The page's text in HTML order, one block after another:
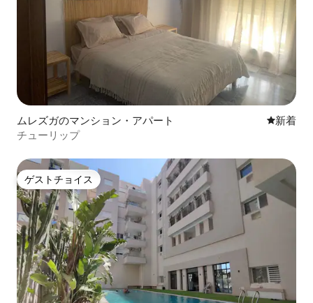
ムレズガのマンション・アパート 新しい宿
新着
チューリップ
ゲストチョイス
ゲストチョイス